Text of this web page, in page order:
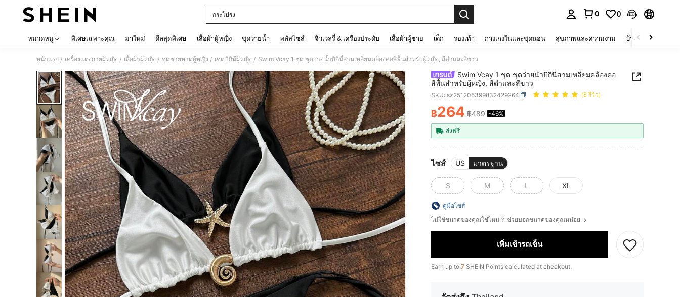
กระโปรง
0 0
หมวดหมู่ พิเศษเฉพาะคุณ มาใหม่ ดีลสุดพิเศษ เสื้อผ้าผู้หญิง ชุดว่ายน้ำ พลัสไซส์ จิวเวลรี่ & เครื่องประดับ เสื้อผ้าผู้ชาย เด็ก รองเท้า กางเกงในและชุดนอน สุขภาพและความงาม บ้านและที่อยู่อาศัย
หน้าแรก / เครื่องแต่งกายผู้หญิง / เสื้อผ้าผู้หญิง / ชุดชายหาดผู้หญิง / เซตบิกินีผู้หญิง / Swim Vcay 1 ชุด ชุดว่ายน้ำบิกินี่สามเหลี่ยมคล้องคอสีพื้นสำหรับผู้หญิง, สีดำและสีขาว
Swim Vcay 1 ชุด ชุดว่ายน้ำบิกินี่สามเหลี่ยมคล้องคอ
สีพื้นสำหรับผู้หญิง, สีดำและสีขาว
SKU: sz251205399832429264 (8 รีวิว)
PRICE AND AVAILABILITY
฿264 ฿489 -46%
ส่งฟรี
ไซส์ US มาตรฐาน
S M L XL
คู่มือไซส์
ไม่ใช่ขนาดของคุณใช่ไหม？ ช่วยบอกขนาดของคุณหน่อย
เพิ่มเข้ารถเข็น
Earn up to 7 SHEIN Points calculated at checkout.